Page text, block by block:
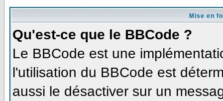
Mise en
Qu'est-ce que le BBCode ?
Le BBCode est une
l'utilisation du BBCode est
aussi le désactiver sur un